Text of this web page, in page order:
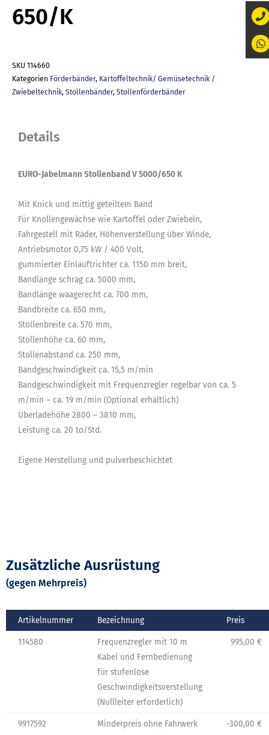
650/K
SKU 114660
Kategorien Förderbänder, Kartoffeltechnik/ Gemüsetechnik /
Zwiebeltechnik, Stollenbänder, Stollenförderbänder
Details
EURO-Jabelmann Stollenband V 5000/650 K
Mit Knick und mittig geteiltem Band
Für Knollengewächse wie Kartoffel oder Zwiebeln,
Fahrgestell mit Räder, Höhenverstellung über Winde,
Antriebsmotor 0,75 kW / 400 Volt,
gummierter Einlauftrichter ca. 1150 mm breit,
Bandlänge schräg ca. 5000 mm,
Bandlänge waagerecht ca. 700 mm,
Bandbreite ca. 650 mm,
Stollenbreite ca. 570 mm,
Stollenhöhe ca. 60 mm,
Stollenabstand ca. 250 mm,
Bandgeschwindigkeit ca. 15,5 m/min
Bandgeschwindigkeit mit Frequenzregler regelbar von ca. 5
m/min – ca. 19 m/min (Optional erhältlich)
Überladehöhe 2800 – 3810 mm,
Leistung ca. 20 to/Std.
Eigene Herstellung und pulverbeschichtet
Zusätzliche Ausrüstung
(gegen Mehrpreis)
Artikelnummer Bezeichnung Preis
114580
Frequenzregler mit 10 m
Kabel und Fernbedienung
für stufenlose
Geschwindigkeitsverstellung
(Nullleiter erforderlich)
995,00 €
9917592
Minderpreis ohne Fahrwerk
-300,00 €